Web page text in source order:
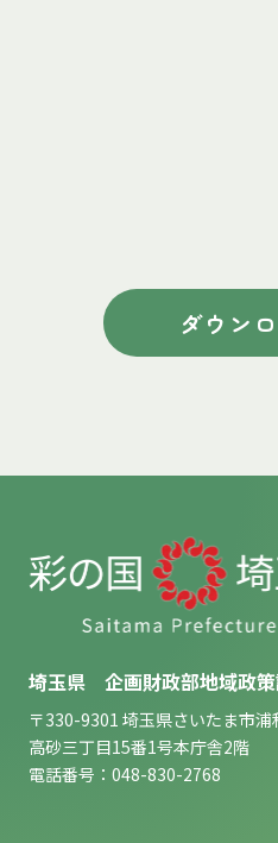
ダウン
埼玉県 企画財政部地域政策
〒330-9301 埼玉県さいたま市浦
高砂三丁目15番1号本庁舎2階
電話番号：048-830-2768